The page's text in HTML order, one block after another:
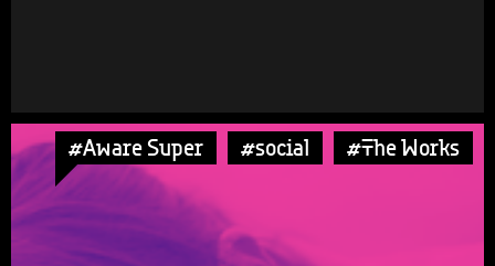
#Aware Super #social #The Works